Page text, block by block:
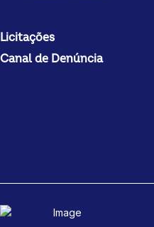
Licitações
Canal de Denúncia